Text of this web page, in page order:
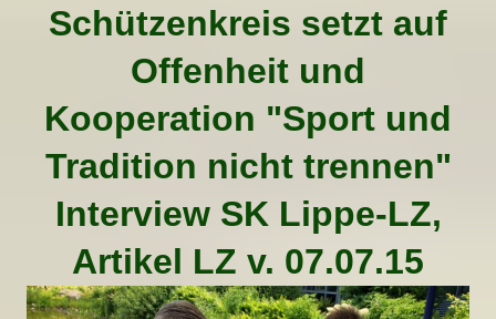
Schützenkreis setzt auf
Offenheit und
Kooperation "Sport und
Tradition nicht trennen"
Interview SK Lippe-LZ,
Artikel LZ v. 07.07.15